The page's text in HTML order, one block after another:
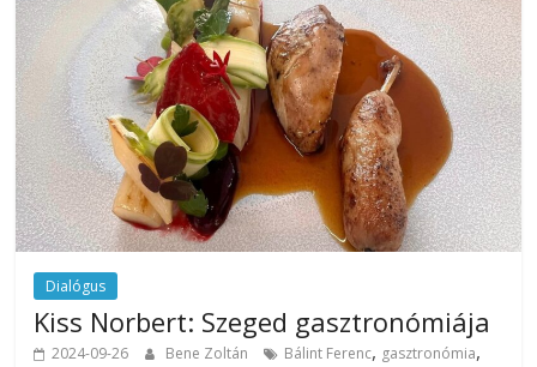
Dialógus
Kiss Norbert: Szeged gasztronómiája
2024-09-26 Bene Zoltán Bálint Ferenc, gasztronómia,